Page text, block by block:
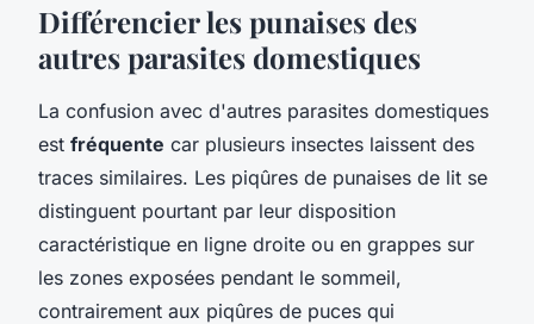
Différencier les punaises des
autres parasites domestiques
La confusion avec d'autres parasites domestiques
est fréquente car plusieurs insectes laissent des
traces similaires. Les piqûres de punaises de lit se
distinguent pourtant par leur disposition
caractéristique en ligne droite ou en grappes sur
les zones exposées pendant le sommeil,
contrairement aux piqûres de puces qui